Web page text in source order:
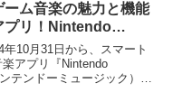
ーム音楽の魅力と機能
プリ！Nintendo
加入者必見の新体
年10月31日から、スマート
アプリ『Nintendo
テンドーミュージック）を